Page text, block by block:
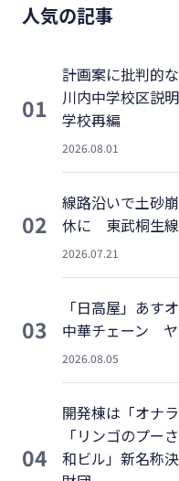
人気の記事
01
計画案に批判的
川内中学校区説
学校再編
2026.08.01
02
線路沿いで土砂
休に 東武桐生
2026.07.21
03
「日高屋」あ
中華チェーン
2026.08.05
04
開発棟は「オナ
「リンゴのプ
和ビル」新名称